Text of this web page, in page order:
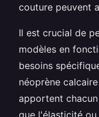
couture peuvent
Il est crucial de
modèles en
besoins
néoprène
apportent
que l'élasticité